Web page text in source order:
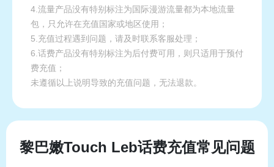
4.流量产品没有特别标注为国际漫游流量都为本地流量
包，只允许在充值国家或地区使用；
5.充值过程遇到问题，请及时联系客服处理；
6.话费产品没有特别标注为后付费可用，则只适用于预付
费充值；
未遵循以上说明导致的充值问题，无法退款。
黎巴嫩Touch Leb话费充值常见问题